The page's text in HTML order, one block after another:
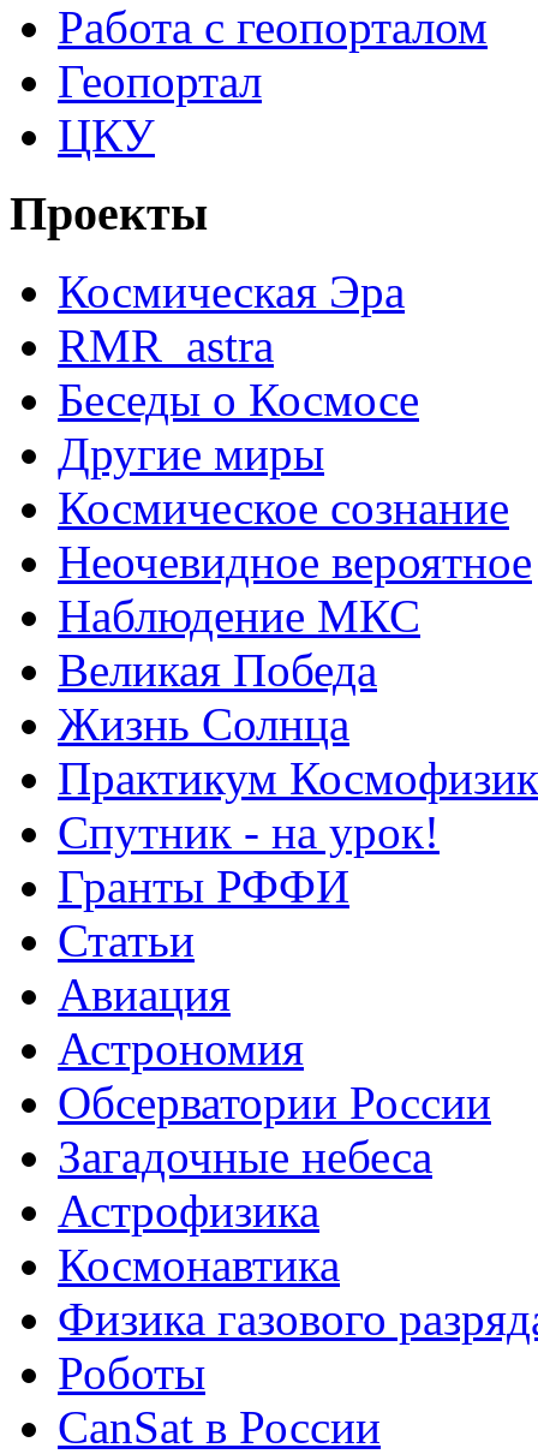
Работа с геопорталом
Геопортал
ЦКУ
Проекты
Космическая Эра
RMR_astra
Беседы о Космосе
Другие миры
Космическое сознание
Неочевидное вероятное
Наблюдение МКС
Великая Победа
Жизнь Солнца
Практикум
Спутник - на урок!
Гранты РФФИ
Статьи
Авиация
Астрономия
Обсерватории России
Загадочные небеса
Астрофизика
Космонавтика
Физика газового
Роботы
CanSat в России